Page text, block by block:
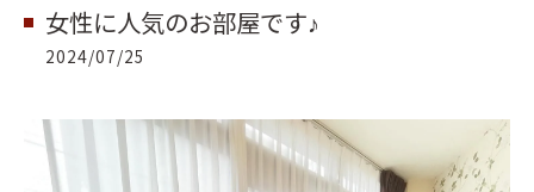
女性に人気のお部屋です♪
2024/07/25